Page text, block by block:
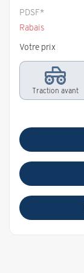
PDSF*
Rabais
Votre prix
Traction avant